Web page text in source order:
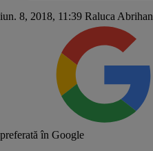
iun. 8, 2018, 11:39 Raluca Abrihan
preferată în Google